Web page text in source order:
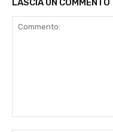
LASCIA UN COMMENTO